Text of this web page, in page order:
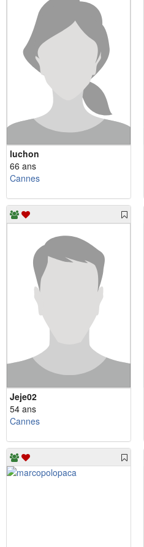
luchon
66 ans
Cannes
Jeje02
54 ans
Cannes